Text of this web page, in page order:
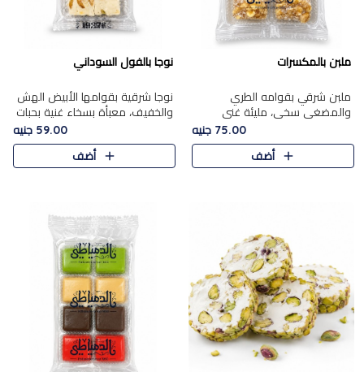
ملبن بالمكسرات
ملبن شرقي بقوامه الطري
والمضغي سخي، مليئة غني
بتشكيلة فاخرة من المكسرات
مشكلة المختارة التي تقدم تضيف
قرمشة مميزة مرضية ونكهة
75.00 جنيه
أضف
نوجا بالفول السوداني
نوجا شرقية بقوامها الأبيض الهش
والخفيف، معبأة بسخاء غنية بحبات
الفول السوداني المحمص التي
يقدم تضيف قرمشة مميزة مرضية
وتوازنًا رائعًا مع حلا..
59.00 جنيه
أضف